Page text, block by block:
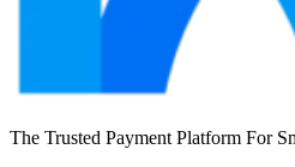
The Trusted Payment Platform For